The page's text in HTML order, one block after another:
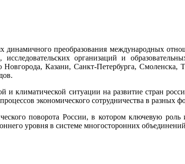
преобразования международных
организаций и
Казани, Санкт-Петербурга,
климатической ситуации на развитие стран
экономического сотрудничества в разных
поворота России, в котором ключевую
уровня в системе многосторонних